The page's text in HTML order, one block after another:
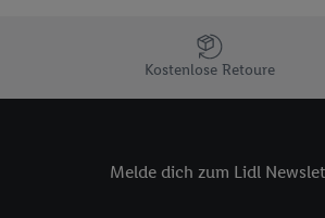
Kostenlose Retoure
Melde dich zum Lidl
Durch einen Klick auf „Ablehnen“ können Sie
„Zustimmen“ stimmen Sie allen
Unter „Anpassen“ können Sie
nachfolgend schlagwortartig benannten Zwecke